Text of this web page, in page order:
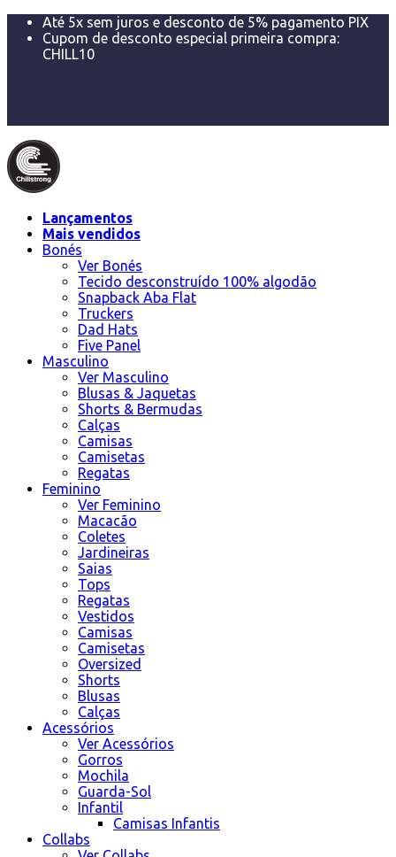
Até 5x sem juros e desconto de 5% pagamento PIX
Cupom de desconto especial primeira compra:
CHILL10
Lançamentos
Mais vendidos
Bonés
Ver Bonés
Tecido desconstruído 100% algodão
Snapback Aba Flat
Truckers
Dad Hats
Five Panel
Masculino
Ver Masculino
Blusas & Jaquetas
Shorts & Bermudas
Calças
Camisas
Camisetas
Regatas
Feminino
Ver Feminino
Macacão
Coletes
Jardineiras
Saias
Tops
Regatas
Vestidos
Camisas
Camisetas
Oversized
Shorts
Blusas
Calças
Acessórios
Ver Acessórios
Gorros
Mochila
Guarda-Sol
Infantil
Camisas Infantis
Collabs